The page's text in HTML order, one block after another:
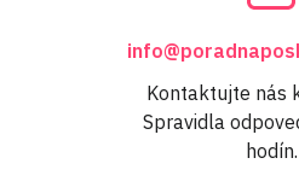
Kontaktujte nás
Spravidla
hodín.